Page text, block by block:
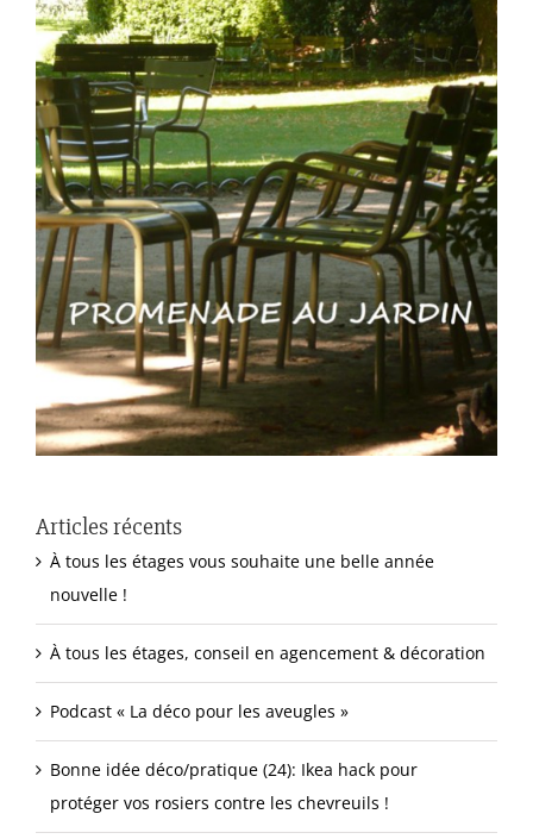
Articles récents
À tous les étages vous souhaite une belle année
nouvelle !
À tous les étages, conseil en agencement & décoration
Podcast « La déco pour les aveugles »
Bonne idée déco/pratique (24): Ikea hack pour
protéger vos rosiers contre les chevreuils !